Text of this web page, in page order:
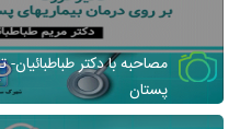
مصاحبه با دکتر
پستان